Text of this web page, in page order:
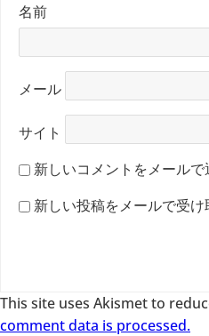
名前
メール
サイト
新しいコメントをメールで
新しい投稿をメールで受け
This site uses Akismet to
comment data is processed.